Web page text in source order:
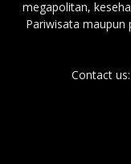
megapolitan,
Pariwisata maupun
Contact us: